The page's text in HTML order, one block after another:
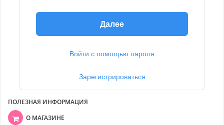
Далее
Войти с помощью пароля
Зарегистрироваться
ПОЛЕЗНАЯ ИНФОРМАЦИЯ
О МАГАЗИНЕ